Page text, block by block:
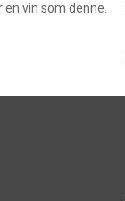
vin som denne.